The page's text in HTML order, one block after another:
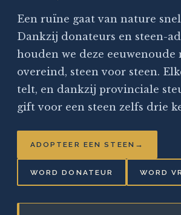
Een ruïne gaat van nature
Dankzij donateurs en steen-
houden we deze eeuwenoude
overeind, steen voor steen.
telt, en dankzij provinciale
gift voor een steen zelfs drie
ADOPTEER EEN STEEN →
WORD DONATEUR WORD